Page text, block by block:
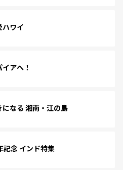
ワイ
アへ！
なる 湘南・江の島
記念 インド特集